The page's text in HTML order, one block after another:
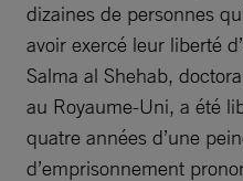
dizaines de personnes
avoir exercé leur liberté
Salma al Shehab,
au Royaume-Uni, a été
quatre années d’une
d’emprisonnement